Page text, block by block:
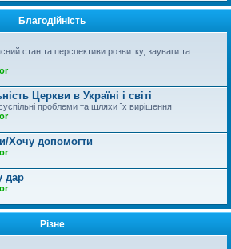
Благодійність
стан та перспективи розвитку, зауваги та
Церкви в Україні і світі
проблеми та шляхи їх вирішення
Хочу допомогти
дар
Різне